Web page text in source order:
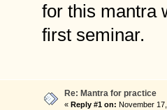
for this mantra
first seminar.
Re: Mantra for practice
« Reply #1 on: November